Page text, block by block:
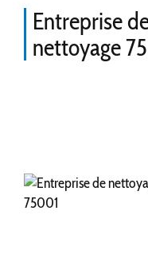
Entreprise
nettoyage